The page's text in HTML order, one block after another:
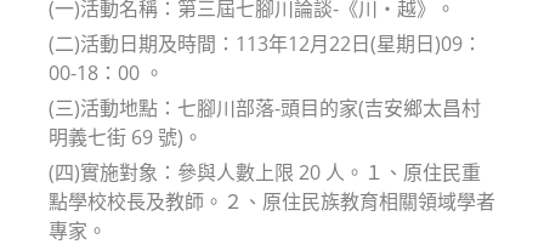
(一)活動名稱：第三屆七腳川論談-《川‧越》。
(二)活動日期及時間：113年12月22日(星期日)09：
00-18：00 。
(三)活動地點：七腳川部落-頭目的家(吉安鄉太昌村
明義七街 69 號)。
(四)實施對象：參與人數上限 20 人。１、原住民重
點學校校長及教師。２、原住民族教育相關領域學者
專家。